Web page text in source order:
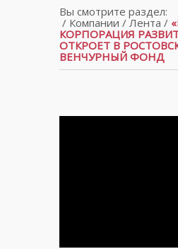
Вы смотрите раздел:
/ Компании /Лента /
КОРПОРАЦИЯ
ОТКРОЕТ В
ВЕНЧУРНЫЙ ФОНД